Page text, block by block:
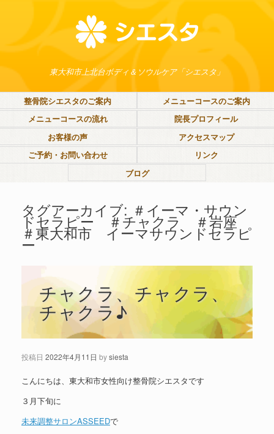
東大和市上北台ボディ＆ソウルケア「シエスタ」
整骨院シエスタのご案内
メニューコースのご案内
メニューコースの流れ
院長プロフィール
お客様の声
アクセスマップ
ご予約・お問い合わせ
リンク
ブログ
タグアーカイブ: ＃イーマ・サウン
ドセラピー ＃チャクラ ＃岩座
＃東大和市 イーマサウンドセラピ
ー
チャクラ、チャクラ、
チャクラ♪
投稿日 2022年4月11日 bysiesta
こんにちは、東大和市女性向け整骨院シエスタです
３月下旬に
未来調整サロンASSEEDで